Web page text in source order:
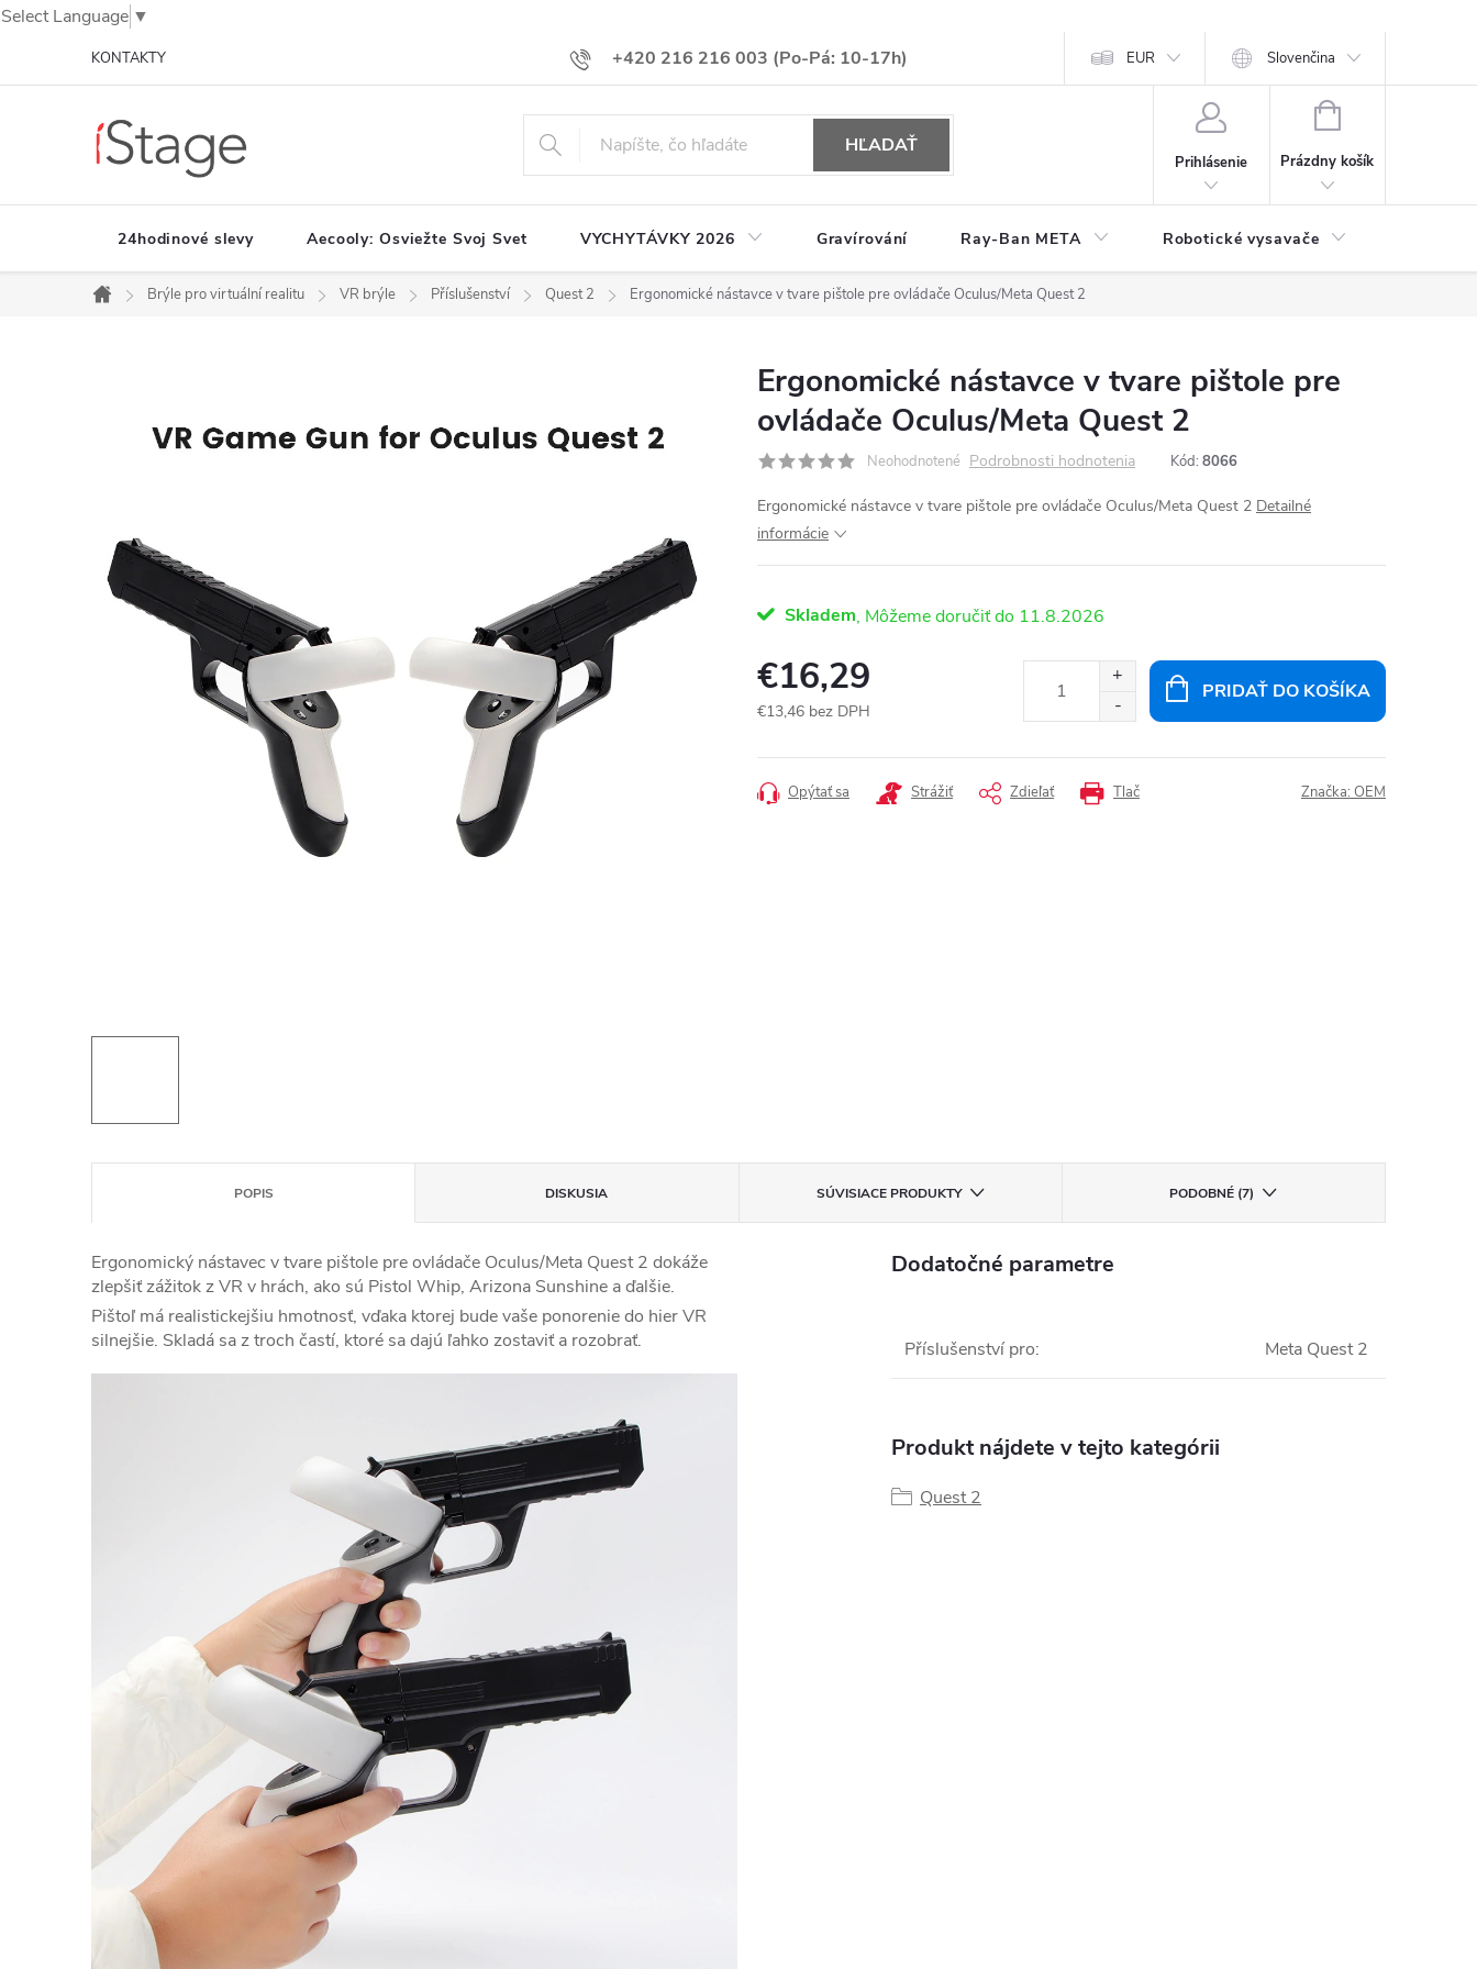
Select Language ▼
+420 216 216 003
KONTAKTY EUR Slovenčina
HĽADAŤ
Prihlásenie
NÁKUPNÝ
Prázdny košík
24hodinové slevy Aecooly: Osviežte Svoj Svet VYCHYTÁVKY 2026 Gravírování Ray-Ban META Robotické vysavače
Domov
Brýle pro virtuální realitu VR brýle Příslušenství Quest 2 Ergonomické nástavce v tvare pištole pre ovládače Oculus/Meta Quest 2
Ergonomické nástavce v tvare pištole pre
ovládače Oculus/Meta Quest 2
Neohodnotené Podrobnosti hodnotenia Kód: 8066
Ergonomické nástavce v tvare pištole pre ovládače Oculus/Meta Quest 2 Detailné
informácie
Skladem 11.8.2026
€16,29
€13,46 bez DPH
cena:
PRIDAŤ DO KOŠÍKA
Tlač
Opýtať sa Strážiť Zdieľať Značka: OEM
POPIS DISKUSIA SÚVISIACE PRODUKTY PODOBNÉ (7)
Ergonomický nástavec v tvare pištole pre ovládače Oculus/Meta Quest 2 dokáže
zlepšiť zážitok z VR v hrách, ako sú Pistol Whip, Arizona Sunshine a ďalšie.
Pištoľ má realistickejšiu hmotnosť, vďaka ktorej bude vaše ponorenie do hier VR
silnejšie. Skladá sa z troch častí, ktoré sa dajú ľahko zostaviť a rozobrať.
Dodatočné parametre
Příslušenství pro: Meta Quest 2
Produkt nájdete v tejto kategórii
Quest 2